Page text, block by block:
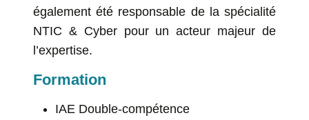
également été responsable de la spécialité
NTIC & Cyber pour un acteur majeur de
l’expertise.
Formation
IAE Double-compétence